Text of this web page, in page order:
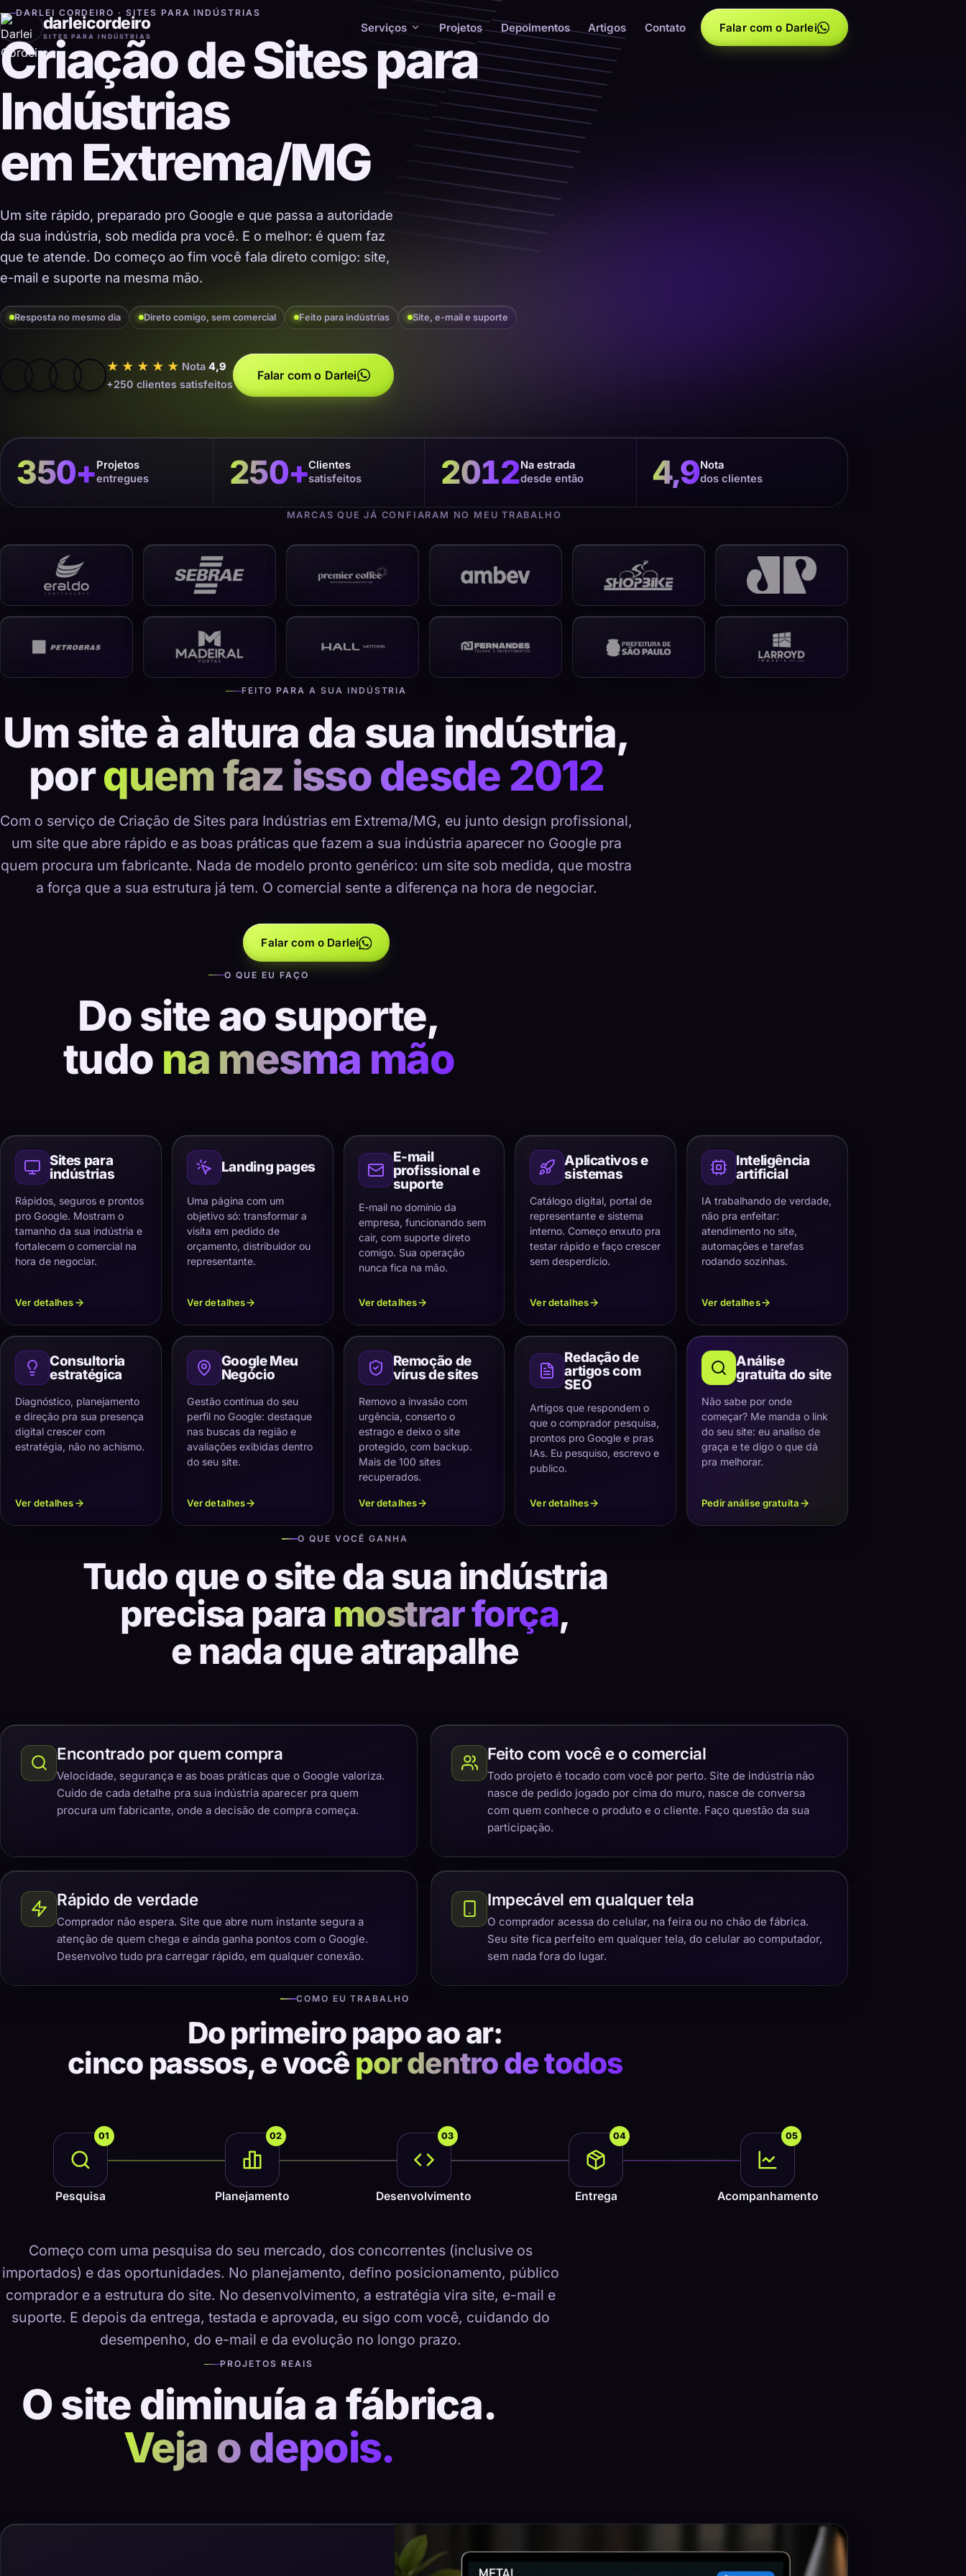
darleicordeiro
SITES PARA INDÚSTRIAS
Serviços Projetos Depoimentos Artigos Contato Falar com o Darlei
DARLEI CORDEIRO · SITES PARA INDÚSTRIAS
Criação de Sites para
Indústrias
em Extrema/MG
Um site rápido, preparado pro Google e que passa a autoridade
da sua indústria, sob medida pra você. E o melhor: é quem faz
que te atende. Do começo ao fim você fala direto comigo: site,
e-mail e suporte na mesma mão.
Resposta no mesmo dia Direto comigo, sem comercial Feito para indústrias Site, e-mail e suporte
★★★★★ Nota 4,9
+250 clientes satisfeitos
Falar com o Darlei
350+Projetos
entregues
250+Clientes
satisfeitos
2012Na estrada
desde então
4,9Nota
dos clientes
MARCAS QUE JÁ CONFIARAM NO MEU TRABALHO
FEITO PARA A SUA INDÚSTRIA
Um site à altura da sua indústria,
porquem faz isso desde 2012
Com o serviço de Criação de Sites para Indústrias em Extrema/MG, eu junto design profissional,
um site que abre rápido e as boas práticas que fazem a sua indústria aparecer no Google pra
quem procura um fabricante. Nada de modelo pronto genérico: um site sob medida, que mostra
a força que a sua estrutura já tem. O comercial sente a diferença na hora de negociar.
Falar com o Darlei
O QUE EU FAÇO
Do site ao suporte,
tudo na mesma mão
Sites para
indústrias
Rápidos, seguros e prontos
pro Google. Mostram o
tamanho da sua indústria e
fortalecem o comercial na
hora de negociar.
Ver detalhes
Landing pages
Uma página com um
objetivo só: transformar a
visita em pedido de
orçamento, distribuidor ou
representante.
Ver detalhes
E-mail
profissional e
suporte
E-mail no domínio da
empresa, funcionando sem
cair, com suporte direto
comigo. Sua operação
nunca fica na mão.
Ver detalhes
Aplicativos e
sistemas
Catálogo digital, portal de
representante e sistema
interno. Começo enxuto pra
testar rápido e faço crescer
sem desperdício.
Ver detalhes
Inteligência
artificial
IA trabalhando de verdade,
não pra enfeitar:
atendimento no site,
automações e tarefas
rodando sozinhas.
Ver detalhes
Consultoria
estratégica
Diagnóstico, planejamento
e direção pra sua presença
digital crescer com
estratégia, não no achismo.
Ver detalhes
Google Meu
Negócio
Gestão contínua do seu
perfil no Google: destaque
nas buscas da região e
avaliações exibidas dentro
do seu site.
Ver detalhes
Remoção de
vírus de sites
Removo a invasão com
urgência, conserto o
estrago e deixo o site
protegido, com backup.
Mais de 100 sites
recuperados.
Ver detalhes
Redação de
artigos com
SEO
Artigos que respondem o
que o comprador pesquisa,
prontos pro Google e pras
IAs. Eu pesquiso, escrevo e
publico.
Ver detalhes
Análise
gratuita do site
Não sabe por onde
começar? Me manda o link
do seu site: eu analiso de
graça e te digo o que dá
pra melhorar.
Pedir análise gratuita
O QUE VOCÊ GANHA
Tudo que o site da sua indústria
precisa para mostrar força,
e nada que atrapalhe
Encontrado por quem compra
Velocidade, segurança e as boas práticas que o Google valoriza.
Cuido de cada detalhe pra sua indústria aparecer pra quem
procura um fabricante, onde a decisão de compra começa.
Feito com você e o comercial
Todo projeto é tocado com você por perto. Site de indústria não
nasce de pedido jogado por cima do muro, nasce de conversa
com quem conhece o produto e o cliente. Faço questão da sua
participação.
Rápido de verdade
Comprador não espera. Site que abre num instante segura a
atenção de quem chega e ainda ganha pontos com o Google.
Desenvolvo tudo pra carregar rápido, em qualquer conexão.
Impecável em qualquer tela
O comprador acessa do celular, na feira ou no chão de fábrica.
Seu site fica perfeito em qualquer tela, do celular ao computador,
sem nada fora do lugar.
COMO EU TRABALHO
Do primeiro papo ao ar:
cinco passos, e vocêpor dentro de todos
01
Pesquisa
02
Planejamento
03
Desenvolvimento
04
Entrega
05
Acompanhamento
Começo com uma pesquisa do seu mercado, dos concorrentes (inclusive os
importados) e das oportunidades. No planejamento, defino posicionamento, público
comprador e a estrutura do site. No desenvolvimento, a estratégia vira site, e-mail e
suporte. E depois da entrega, testada e aprovada, eu sigo com você, cuidando do
desempenho, do e-mail e da evolução no longo prazo.
PROJETOS REAIS
O site diminuía a fábrica.
Veja o depois.